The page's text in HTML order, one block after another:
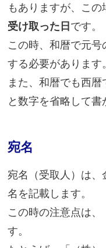
もありますが、こ
受け取った日 です。
この時、和暦で元
する必要があります。
また、和暦でも西
と数字を省略して書
宛名
宛名（受取人）は
名を記載します。
この時の注意点は
す。